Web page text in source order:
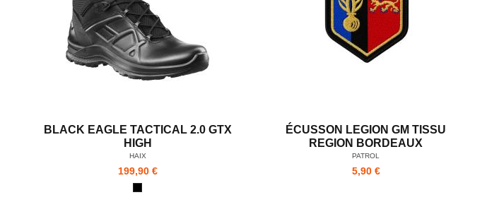
BLACK EAGLE TACTICAL 2.0 GTX
HIGH
HAIX
199,90 €
ÉCUSSON LEGION GM TISSU
REGION BORDEAUX
PATROL
5,90 €